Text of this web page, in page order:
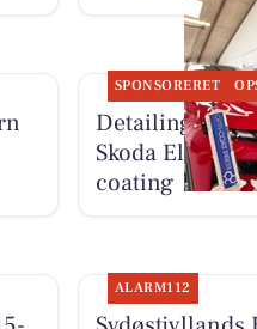
SPONSORERET
Detailing
Skoda Elroq
coating
ALARM112